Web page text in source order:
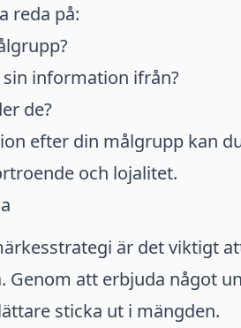
reda på:
information ifrån?
de?
efter din målgrupp kan
och lojalitet.
är det viktigt
att erbjuda något
sticka ut i mängden.